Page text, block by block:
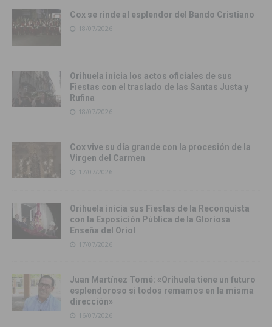
Cox se rinde al esplendor del Bando Cristiano
18/07/2026
Orihuela inicia los actos oficiales de sus
Fiestas con el traslado de las Santas Justa y
Rufina
18/07/2026
Cox vive su día grande con la procesión de la
Virgen del Carmen
17/07/2026
Orihuela inicia sus Fiestas de la Reconquista
con la Exposición Pública de la Gloriosa
Enseña del Oriol
17/07/2026
Juan Martínez Tomé: «Orihuela tiene un futuro
esplendoroso si todos remamos en la misma
dirección»
16/07/2026